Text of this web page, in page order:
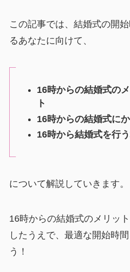
この記事では、結婚式の開
るあなたに向けて、
16時からの結婚式の
ト
16時からの結婚式に
16時から結婚式を行
について解説していきます。
16時からの結婚式のメリッ
したうえで、最適な開始時
う！